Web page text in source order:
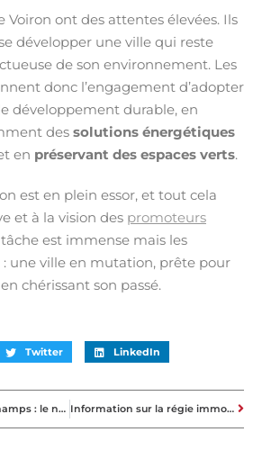
Voiron ont des attentes élevées. Ils
développer une ville qui reste
de son environnement. Les
donc l’engagement d’adopter
développement durable, en
des solutions énergétiques
en préservant des espaces verts.
est en plein essor, et tout cela
et à la vision des promoteurs
tâche est immense mais les
: une ville en mutation, prête pour
chérissant son passé.
Twitter LinkedIn
Investir dans les champs : le nouvel eldorado immobilier céréalière Information sur la régie immobilière en Suisse